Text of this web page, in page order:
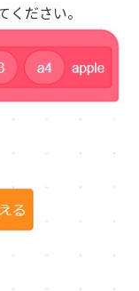
ください。